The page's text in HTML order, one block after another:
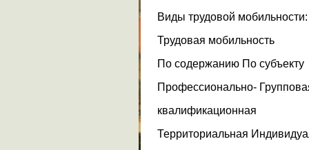
Виды трудовой мобильности:
Трудовая мобильность
По содержанию По субъекту
Профессионально-
квалификационная
Территориальная